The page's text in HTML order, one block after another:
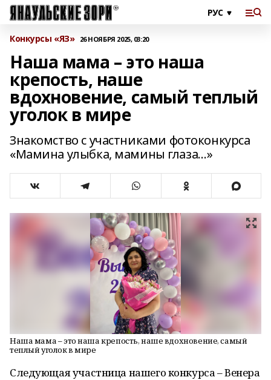
Конкурсы «ЯЗ» 26 НОЯБРЯ 2025, 03:20
Наша мама – это наша
крепость, наше
вдохновение, самый теплый
уголок в мире
Знакомство с участниками фотоконкурса
«Мамина улыбка, мамины глаза…»
Наша мама – это наша крепость, наше вдохновение, самый
теплый уголок в мире
Следующая участница нашего конкурса – Венера